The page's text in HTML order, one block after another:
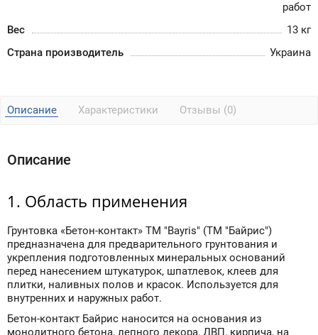
работ
Вес
13 кг
Страна производитель
Украина
Описание Характеристики Отзывы (0)
Описание
1. Область применения
Грунтовка «Бетон-контакт» ТМ "Bayris" (ТМ "Байрис")
предназначена для предварительного грунтования и
укрепления подготовленных минеральных оснований
перед нанесением штукатурок, шпатлевок, клеев для
плитки, наливных полов и красок. Используется для
внутренних и наружных работ.
Бетон-контакт Байрис наносится на основания из
монолитного бетона, лепного декора, ДВП, кирпича, на